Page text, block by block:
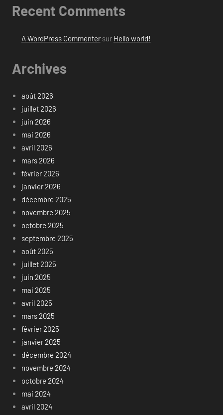
Recent Comments
A WordPress Commentersur Hello world!
Archives
août 2026
juillet 2026
juin 2026
mai 2026
avril 2026
mars 2026
février 2026
janvier 2026
décembre 2025
novembre 2025
octobre 2025
septembre 2025
août 2025
juillet 2025
juin 2025
mai 2025
avril 2025
mars 2025
février 2025
janvier 2025
décembre 2024
novembre 2024
octobre 2024
mai 2024
avril 2024